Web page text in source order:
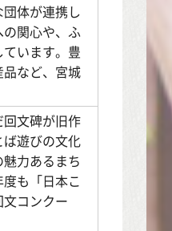
体が連携し
関心や、ふ
います。豊
など、宮城
回文碑が旧作
遊びの文化
力あるまち
も「日本こ
コンクー